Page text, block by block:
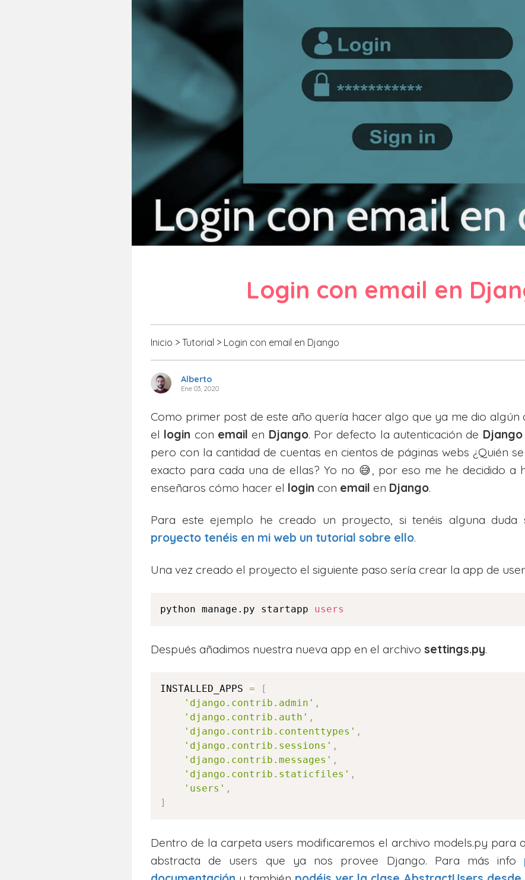
Login con email en
Inicio > Tutorial > Login con email en Django
Alberto
Ene 03, 2020
Como primer post de este año quería hacer algo que ya me dio algún
el login con emailen Django. Por defecto la autenticación de
pero con la cantidad de cuentas en cientos de páginas webs ¿Quién
exacto para cada una de ellas? Yo no 😅, por eso me he decidido a
enseñaros cómo hacer el login con email en Django.
Para este ejemplo he creado un proyecto, si tenéis alguna duda
proyecto tenéis en mi web un tutorial sobre ello.
Una vez creado el proyecto el siguiente paso sería crear la app de
python manage.py startapp users
Después añadimos nuestra nueva app en el archivo settings.py.
INSTALLED_APPS =
[
'django.contrib.admin' ,
'django.contrib.auth' ,
'django.contrib.contenttypes' ,
'django.contrib.sessions' ,
'django.contrib.messages' ,
'django.contrib.staticfiles' ,
'users' ,
]
Dentro de la carpeta users modificaremos el archivo models.py para
abstracta de users que ya nos provee Django. Para más info